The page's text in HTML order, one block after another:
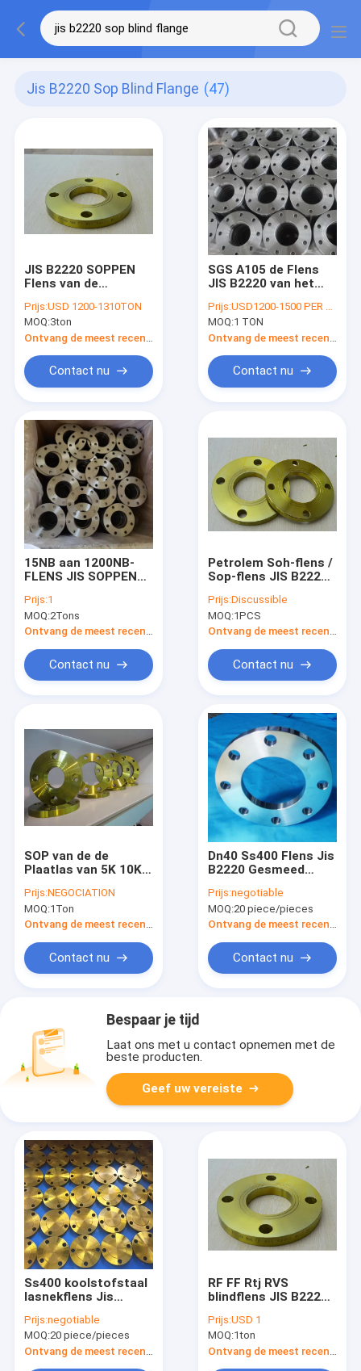
Jis B2220 Sop Blind Flange (47)
JIS B2220 SOPPEN
Flens van de
Cs SS van SOH 5K
10K 16K de ZO Blinde
Prijs:USD 1200-1310TON
MOQ:3ton
Contact nu
SGS A105 de Flens
JIS B2220 van het
staal plateert Blind
Geel Roestbewijs
Prijs:USD1200-1500 PER TON
MOQ:1 TON
Contact nu
15NB aan 1200NB-
FLENS JIS SOPPEN
Carbon Steel SS400
Prijs:1
MOQ:2Tons
Contact nu
Petrolem Soh-flens /
Sop-flens JIS B2220-
Prijs:Discussible
MOQ:1PCS
Contact nu
SOP van de de
Plaatlas van 5K 10K
Flens JIS B2220 72“
DIN2527 DIN2566
DIN2573
Prijs:NEGOCIATION
MOQ:1Ton
Ontvang de meest recente Prijs
Contact nu
Dn40 Ss400 Flens Jis
B2220 Gesmeed
Prijs:negotiable
MOQ:20 piece/pieces
Ontvang de meest recente Prijs
Contact nu
Bespaar je tijd
Laat ons met u contact opnemen met de
beste producten.
Geef uw vereiste
Ss400 koolstofstaal
lasnekflens Jis
/ water / industrieel
Prijs:negotiable
MOQ:20 piece/pieces
RF FF Rtj RVS
blindflens JIS B2220
Prijs:USD 1
MOQ:1ton